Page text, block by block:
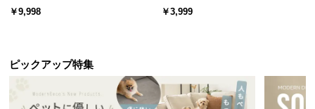
ード 木目/石目調 オープン収納・
引き出し収納付き
￥9,998
スチール 4段階高さ調節 サイドフ
ック オープンラック シンプル
￥3,999
ピックアップ特集